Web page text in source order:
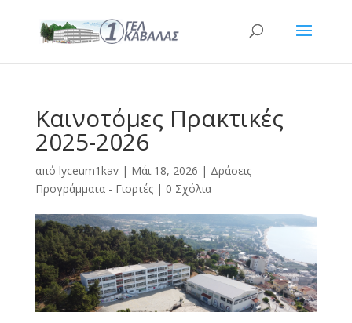
Καινοτόμες Πρακτικές
2025-2026
από lyceum1kav| Μάι 18, 2026 | Δράσεις -
Προγράμματα - Γιορτές| 0 Σχόλια